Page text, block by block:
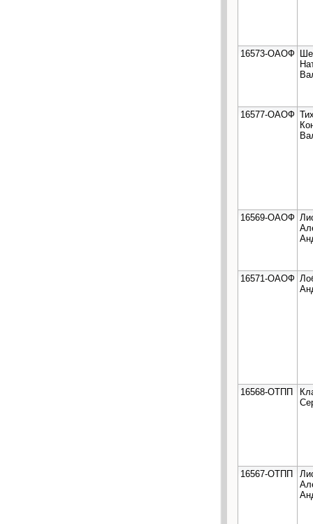
16573-ОАОФ
16577-ОАОФ
16569-ОАОФ
16571-ОАОФ
16568-ОТПП
16567-ОТПП